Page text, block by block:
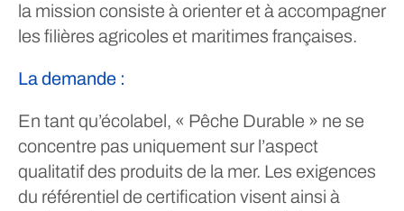
la mission consiste à orienter et à accompagner
les filières agricoles et maritimes françaises.
La demande :
En tant qu’écolabel, « Pêche Durable » ne se
concentre pas uniquement sur l’aspect
qualitatif des produits de la mer. Les exigences
du référentiel de certification visent ainsi à